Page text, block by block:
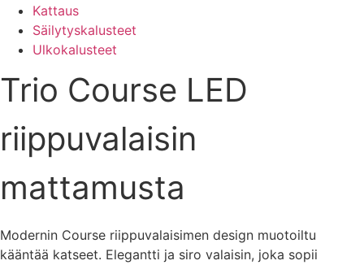
Kattaus
Säilytyskalusteet
Ulkokalusteet
Trio Course LED
riippuvalaisin
mattamusta
Modernin Course riippuvalaisimen design muotoiltu
kääntää katseet. Elegantti ja siro valaisin, joka sopii